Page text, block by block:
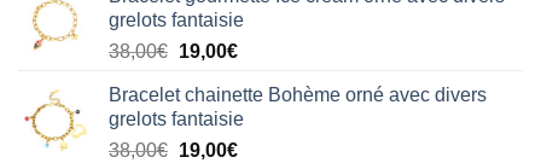
était :
38,00€.
est :
19,00€.
grelots fantaisie
38,00€ Le
initial
était :
38,00€.
19,00€Le
actuel
est :
19,00€.
Bracelet chainette Bohème orné avec divers
grelots fantaisie
38,00€ Le
19,00€Le